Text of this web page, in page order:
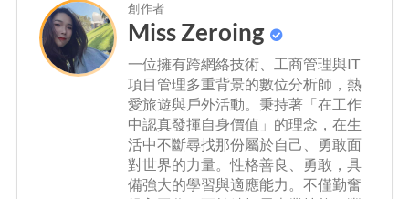
創作者
Miss Zeroing
一位擁有跨網絡技術、工商管理與IT
項目管理多重背景的數位分析師，熱
愛旅遊與戶外活動。秉持著「在工作
中認真發揮自身價值」的理念，在生
活中不斷尋找那份屬於自己、勇敢面
對世界的力量。性格善良、勇敢，具
備強大的學習與適應能力。不僅勤奮